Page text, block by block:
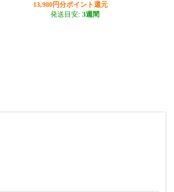
13,980円分ポイント還元
発送目安: 3週間